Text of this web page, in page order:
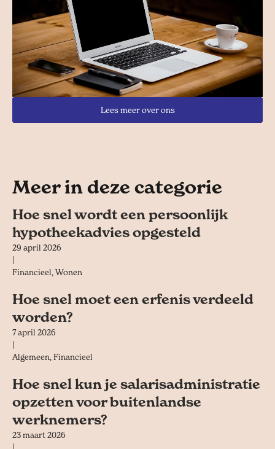
Lees meer over ons
Meer in deze categorie
Hoe snel wordt een persoonlijk
hypotheekadvies opgesteld
29 april 2026
Financieel,Wonen
Hoe snel moet een erfenis verdeeld
worden?
7 april 2026
Algemeen,Financieel
Hoe snel kun je salarisadministratie
opzetten voor buitenlandse
werknemers?
23 maart 2026